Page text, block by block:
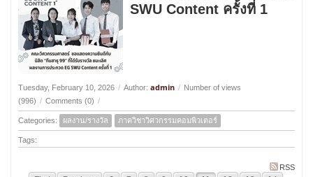
SWU Content ครั้งที่ 1
Tuesday, February 10, 2026 / Author: admin / Number of views
(996) / Comments (0) /
Categories: ผลงาน/รางวัล ภาควิชาวิศวกรรมคอมพิวเตอร์
Tags:
RSS